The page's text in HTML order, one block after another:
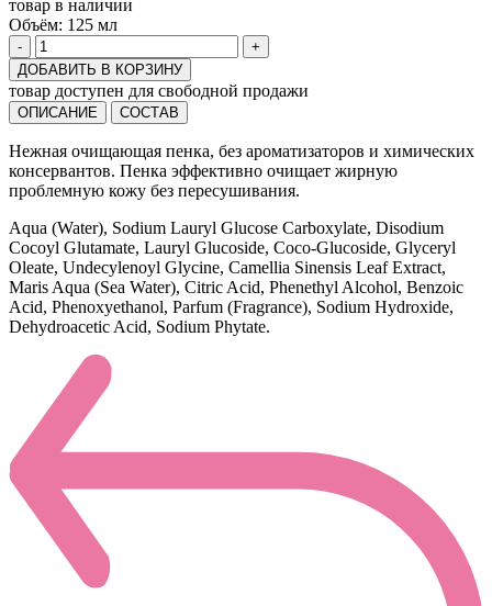
товар в наличии
Объём: 125 мл
-
+
ДОБАВИТЬ В КОРЗИНУ
товар доступен для свободной продажи
ОПИСАНИЕ СОСТАВ
Нежная очищающая пенка, без ароматизаторов и химических
консервантов. Пенка эффективно очищает жирную
проблемную кожу без пересушивания.
Aqua (Water), Sodium Lauryl Glucose Carboxylate, Disodium
Cocoyl Glutamate, Lauryl Glucoside, Coco-Glucoside, Glyceryl
Oleate, Undecylenoyl Glycine, Camellia Sinensis Leaf Extract,
Maris Aqua (Sea Water), Citric Acid, Phenethyl Alcohol, Benzoic
Acid, Phenoxyethanol, Parfum (Fragrance), Sodium Hydroxide,
Dehydroacetic Acid, Sodium Phytate.